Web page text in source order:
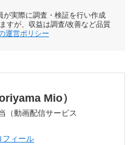
が実際に調査・検証を行い作成
すが、収益は調査/改善など品質
運営ポリシー
Mio）
（動画配信サービス
フィール